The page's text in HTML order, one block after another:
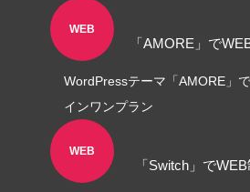
WEB
「AMORE」で
WordPressテーマ「AMORE」
インワンプラン
WEB
「Switch」で